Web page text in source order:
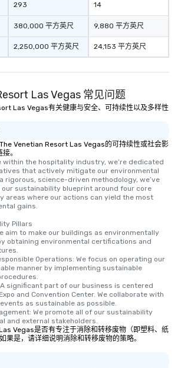
293
380,000 平方英尺
2,250,000 平方英尺
14
9,880 平方英尺
24,153 平方英尺
Las Vegas 常见问题
Las Vegas有关健康与安全、可持续性以及多样性
Venetian Resort Las Vegas的可持续性或社会影
。
within the hospitality industry, we’re dedicated
that actively mitigate our environmental
rigorous, science-driven methodology, we’ve
sustainability blueprint around four core
areas where our actions can yield the most
gains.
Pillars
obtaining environmental certifications and
manner by implementing sustainable
and Convention Center. We collaborate with
as sustainable as possible.
and external stakeholders.
Vegas是否有专注于消除和转移废物（即塑料、纸
果是，请详细说明消除和转移废物的策略。